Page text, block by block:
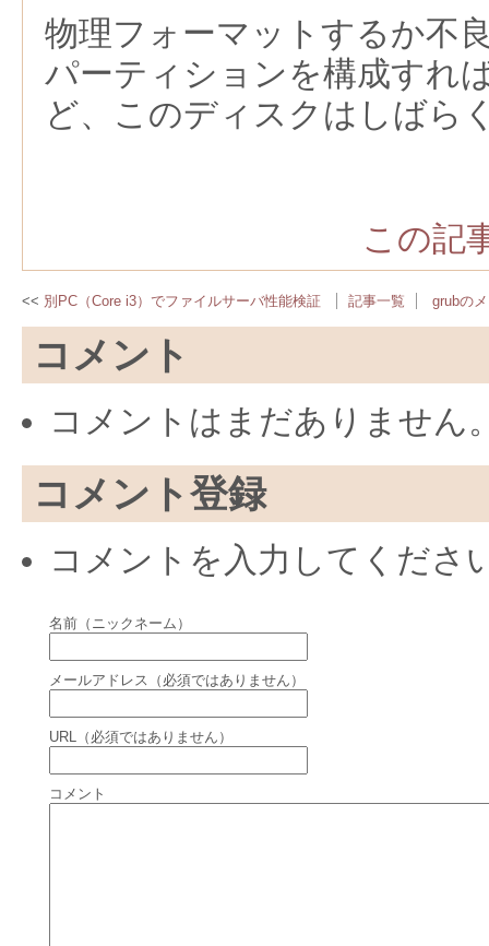
物理フォーマットするか不
パーティションを構成すれ
ど、このディスクはしばら
この記
別PC（Core i3）でファイルサーバ性能検証 記事一覧 grubの
コメント
コメントはまだありません
コメント登録
コメントを入力してくださ
名前（ニックネーム）
メールアドレス（必須ではありません）
URL（必須ではありません）
コメント